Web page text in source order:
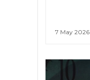
7 May 2026